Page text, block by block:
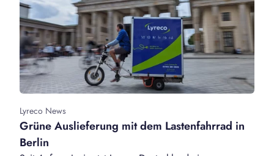
Lyreco News
Grüne Auslieferung mit dem Lastenfahrrad in
Berlin